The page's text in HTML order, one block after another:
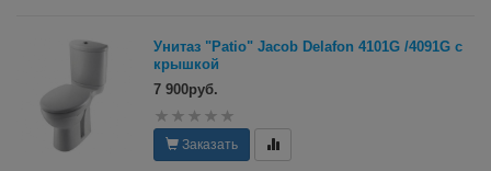
Унитаз "Patio" Jacob Delafon 4101G /4091G с
крышкой
7 900руб.
Заказать